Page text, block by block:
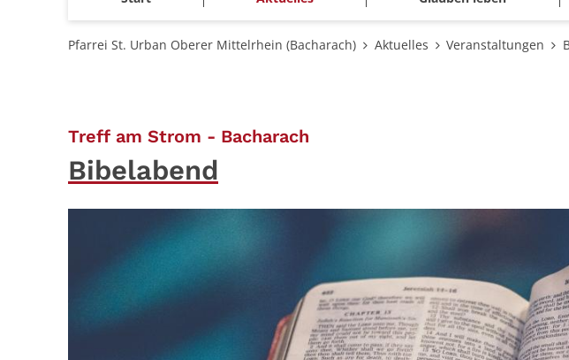
Pfarrei St. Urban Oberer Mittelrhein (Bacharach) Aktuelles Veranstaltungen
Treff am Strom - Bacharach
Bibelabend